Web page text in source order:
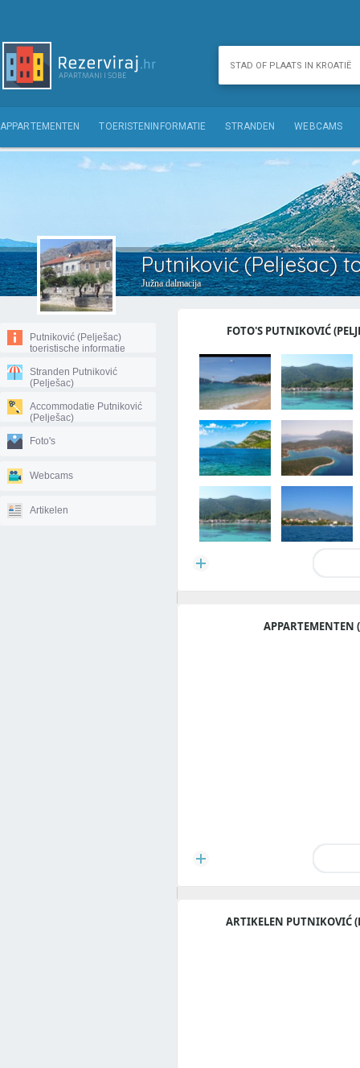
APPARTEMENTEN TOERISTENINFORMATIE STRANDEN WEBCAMS
Putniković (Pelješac)
Južna dalmacija
Putniković (Pelješac)
toeristische informatie
Stranden Putniković
(Pelješac)
Accommodatie Putniković
(Pelješac)
Foto's
Webcams
Artikelen
FOTO'S PUTNIKOVIĆ
APPARTEMENTEN
ARTIKELEN PUTNIKOVIĆ